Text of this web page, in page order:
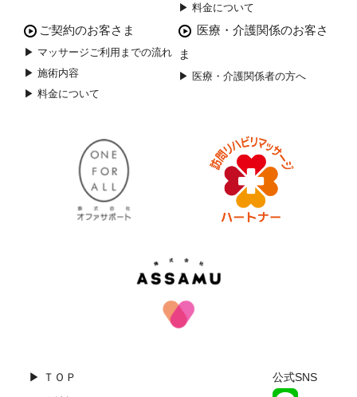
▶ 料金について
ご契約のお客さま
▶ マッサージご利用までの流れ
▶ 施術内容
▶ 料金について
医療・介護関係のお客さ
ま
▶ 医療・介護関係者の方へ
▶ ＴＯＰ 公式SNS